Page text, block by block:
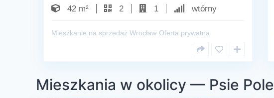
42 m² 2 1 wtórny
Mieszkanie na sprzedaż Wrocław Oferta prywatna
Mieszkania w okolicy — Psie Pole